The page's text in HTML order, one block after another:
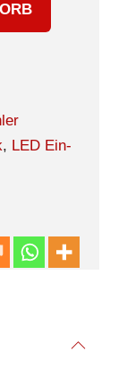
, LED Ein-